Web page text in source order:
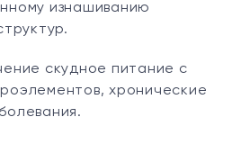
изнашиванию
скудное питание с
хронические